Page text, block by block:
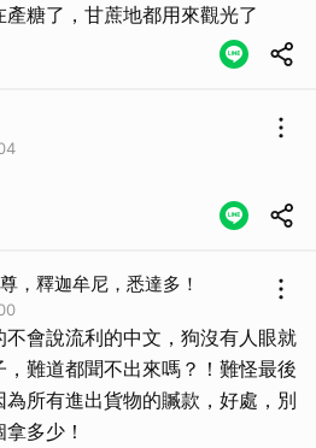
糖了，甘蔗地都用來觀光了
，釋迦牟尼，悉達多！
會說流利的中文，狗沒有人眼就
難道都聞不出來嗎？！難怪最後
所有進出貨物的贓款，好處，別
多少！